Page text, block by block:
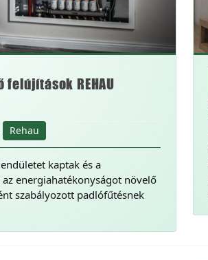
REHAU
Rehau
kaptak és a
energiahatékonyságot növelő
szabályozott padlófűtésnek